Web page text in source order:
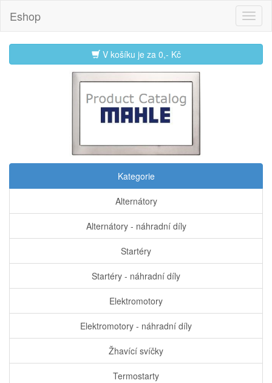
Eshop
V košíku je za 0,- Kč
Kategorie
Alternátory
Alternátory - náhradní díly
Startéry
Startéry - náhradní díly
Elektromotory
Elektromotory - náhradní díly
Žhavící svíčky
Termostarty